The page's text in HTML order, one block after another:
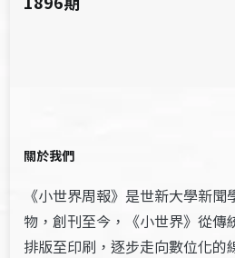
關於我們
《小世界周報》是世新大學新
物，創刊至今，《小世界》從傳
排版至印刷，逐步走向數位化的